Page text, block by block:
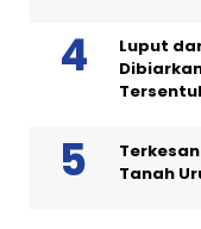
Luput
Tanah